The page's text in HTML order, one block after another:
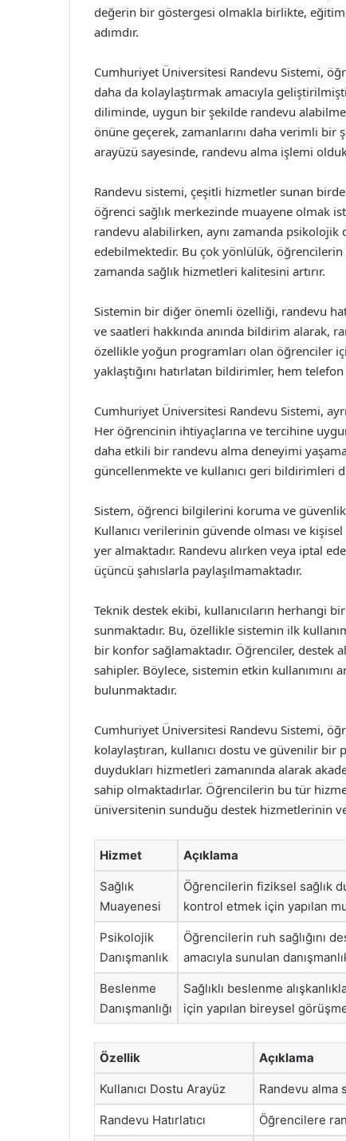
değerin bir göstergesi olmakla birlikte,
adımdır.
Cumhuriyet Üniversitesi Randevu Sistemi,
daha da kolaylaştırmak amacıyla
diliminde, uygun bir şekilde randevu
önüne geçerek, zamanlarını daha verimli bir
arayüzü sayesinde, randevu alma işlemi
Randevu sistemi, çeşitli hizmetler sunan
öğrenci sağlık merkezinde muayene olmak
randevu alabilirken, aynı zamanda psikolojik
edebilmektedir. Bu çok yönlülük,
zamanda sağlık hizmetleri kalitesini artırır.
Sistemin bir diğer önemli özelliği, randevu
ve saatleri hakkında anında bildirim alarak,
özellikle yoğun programları olan öğrenciler
yaklaştığını hatırlatan bildirimler, hem
Cumhuriyet Üniversitesi Randevu Sistemi,
Her öğrencinin ihtiyaçlarına ve tercihine
daha etkili bir randevu alma deneyimi
güncellenmekte ve kullanıcı geri bildirimleri
Sistem, öğrenci bilgilerini koruma ve
Kullanıcı verilerinin güvende olması ve
yer almaktadır. Randevu alırken veya iptal
üçüncü şahıslarla paylaşılmamaktadır.
Teknik destek ekibi, kullanıcıların herhangi
sunmaktadır. Bu, özellikle sistemin ilk
bir konfor sağlamaktadır. Öğrenciler, destek
sahipler. Böylece, sistemin etkin kullanımını
bulunmaktadır.
Cumhuriyet Üniversitesi Randevu Sistemi,
kolaylaştıran, kullanıcı dostu ve güvenilir
duydukları hizmetleri zamanında alarak
sahip olmaktadırlar. Öğrencilerin bu tür
üniversitenin sunduğu destek hizmetlerinin
Hizmet Açıklama
Sağlık
Muayenesi
Öğrencilerin fiziksel sağlık
kontrol etmek için yapılan
Psikolojik
Danışmanlık
Öğrencilerin ruh sağlığını
amacıyla sunulan
Beslenme
Danışmanlığı
Sağlıklı beslenme
için yapılan bireysel
Özellik Açıklama
Kullanıcı Dostu Arayüz Randevu alma
Randevu Hatırlatıcı Öğrencilere